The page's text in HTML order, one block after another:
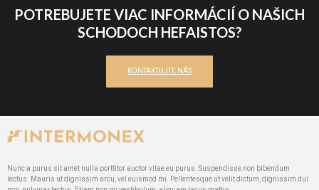
POTREBUJETE VIAC INFORMÁCIÍ O NAŠICH
SCHODOCH HEFAISTOS?
KONTAKTUJTE NÁS
Nunc a purus sit amet nulla porttitor auctor vitae eu purus. Suspendisse non bibendum
lectus. Mauris ut dignissim arcu, vel euismod mi. Pellentesque ut velit dictum, dignissim dui